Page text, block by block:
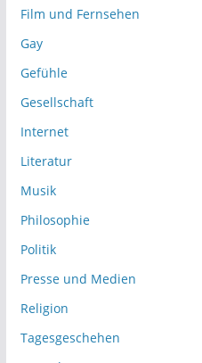
Film und Fernsehen
Gay
Gefühle
Gesellschaft
Internet
Literatur
Musik
Philosophie
Politik
Presse und Medien
Religion
Tagesgeschehen